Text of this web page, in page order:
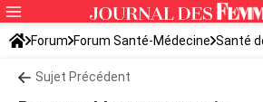
Forum Forum Santé-Médecine Santé
Sujet Précédent